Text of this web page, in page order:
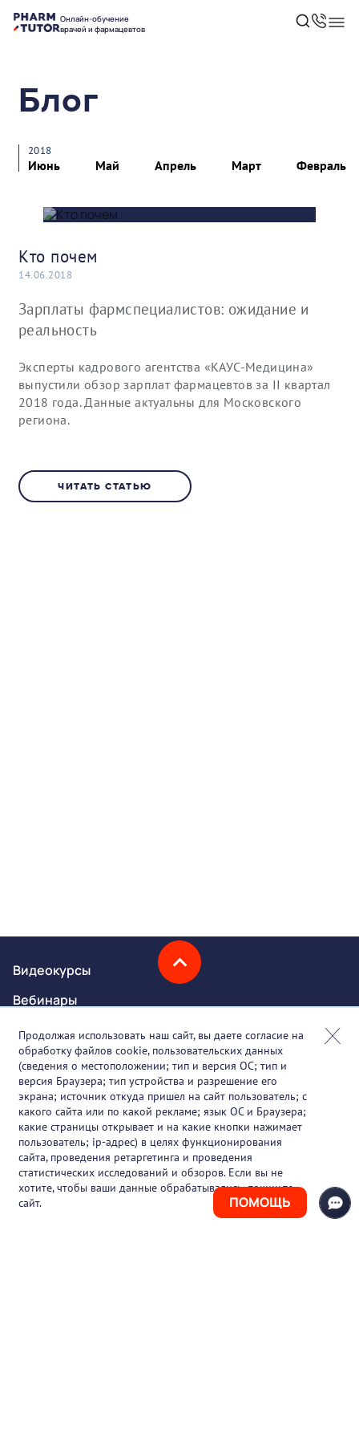
ПОМОЩЬ
Онлайн-обучение
врачей и фармацевтов
Блог
2018
Июнь Май Апрель Март Февраль
Кто почем
14.06.2018
Зарплаты фармспециалистов: ожидание и
реальность
Эксперты кадрового агентства «КАУС-Медицина»
выпустили обзор зарплат фармацевтов за II квартал
2018 года. Данные актуальны для Московского
региона.
ЧИТАТЬ СТАТЬЮ
Видеокурсы
Вебинары
Онлайн-события
Партнеры
О проекте
Вакансии
Блог
Контакты
Продолжая использовать наш сайт, вы даете согласие на
обработку файлов cookie, пользовательских данных
(сведения о местоположении; тип и версия ОС; тип и
версия Браузера; тип устройства и разрешение его
экрана; источник откуда пришел на сайт пользователь; с
какого сайта или по какой рекламе; язык ОС и Браузера;
какие страницы открывает и на какие кнопки нажимает
пользователь; ip-адрес) в целях функционирования
сайта, проведения ретаргетинга и проведения
статистических исследований и обзоров. Если вы не
хотите, чтобы ваши данные обрабатывались, покиньте
сайт.